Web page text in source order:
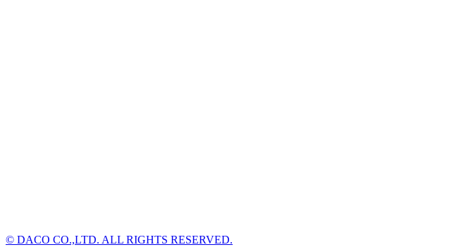
© DACO CO.,LTD. ALL RIGHTS RESERVED.